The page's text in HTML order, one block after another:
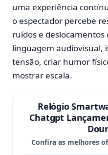
uma experiência
o espectador percebe
ruídos e deslocamentos
linguagem audiovisual,
tensão, criar humor
mostrar escala.
Relógio
Chatgpt
Confira as melhores